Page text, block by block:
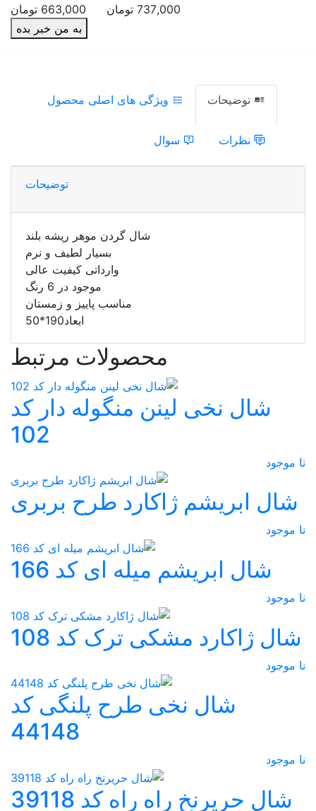
737,000 تومان
663,000 تومان
به من خبر بده
توضیحات ویژگی های اصلی محصول
نظرات سوال
توضیحات
شال گردن موهر ریشه بلند
بسیار لطیف و نرم
وارداتی کیفیت عالی
موجود در 6 رنگ
مناسب پاییز و زمستان
ابعاد190*50
محصولات مرتبط
شال نخی لینن منگوله دار کد
102
نا موجود
شال ابریشم ژاکارد طرح بربری
نا موجود
شال ابریشم میله ای کد 166
نا موجود
شال ژاکارد مشکی ترک کد 108
نا موجود
شال نخی طرح پلنگی کد
44148
نا موجود
شال حریرنخ راه راه کد 39118